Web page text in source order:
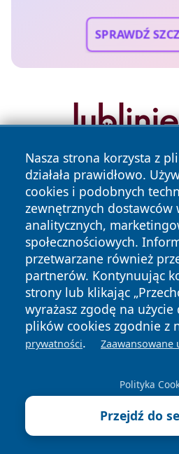
SPRAWDŹ
Nasza strona korzysta z
działała prawidłowo.
cookies i podobnych
zewnętrznych dostawców
analitycznych,
społecznościowych.
przetwarzane również
partnerów. Kontynuując
strony lub klikając
wyrażasz zgodę na
plików cookies zgodnie z
prywatności. Zaawansowane
Polityka
Przejdź do
Copyright © 2026 limanowskie.pl
zastrzeżone.
News Autorzy
Polityka
Prywatności